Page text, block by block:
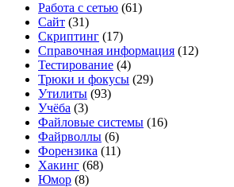
Работа с сетью (61)
Сайт (31)
Скриптинг (17)
Справочная информация (12)
Тестирование (4)
Трюки и фокусы (29)
Утилиты (93)
Учёба (3)
Файловые системы (16)
Файрволлы (6)
Форензика (11)
Хакинг (68)
Юмор (8)